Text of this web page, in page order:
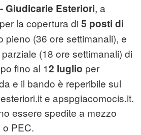
- Giudicarie Esteriori, a
la copertura di 5 posti di
pieno (36 ore settimanali), e
(18 ore settimanali) di
fino al 12 luglio per
e il bando è reperibile sul
e apspgiacomocis.it.
essere spedite a mezzo
PEC.